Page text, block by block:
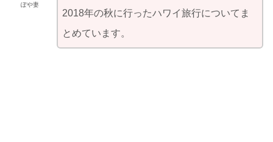
ぽや妻
2018年の秋に行ったハワイ旅行についてま
とめています。